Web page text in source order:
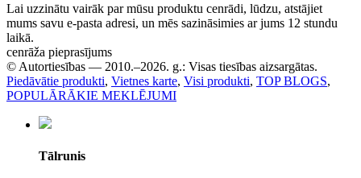
Lai uzzinātu vairāk par mūsu produktu cenrādi, lūdzu, atstājiet
mums savu e-pasta adresi, un mēs sazināsimies ar jums 12 stundu
laikā.
cenrāža pieprasījums
© Autortiesības — 2010.–2026. g.: Visas tiesības aizsargātas.
Piedāvātie produkti, Vietnes karte, Visi produkti, TOP BLOGS,
POPULĀRĀKIE MEKLĒJUMI
Tālrunis